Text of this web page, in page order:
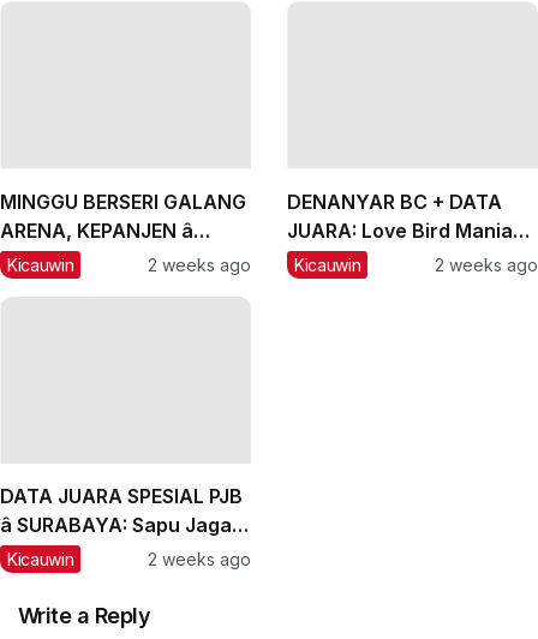
MINGGU BERSERI GALANG
ARENA, KEPANJEN â
MALANG, #2: CH Lexus
Kicauwin 2 weeks ago
DENANYAR BC + DATA
JUARA: Love Bird Mania
Incar Piala Mandor
Kicauwin 2 weeks ago
DATA JUARA SPESIAL PJB
â SURABAYA: Sapu Jagad
Nyaris Meraih Hatrik
Kicauwin 2 weeks ago
Write a Reply